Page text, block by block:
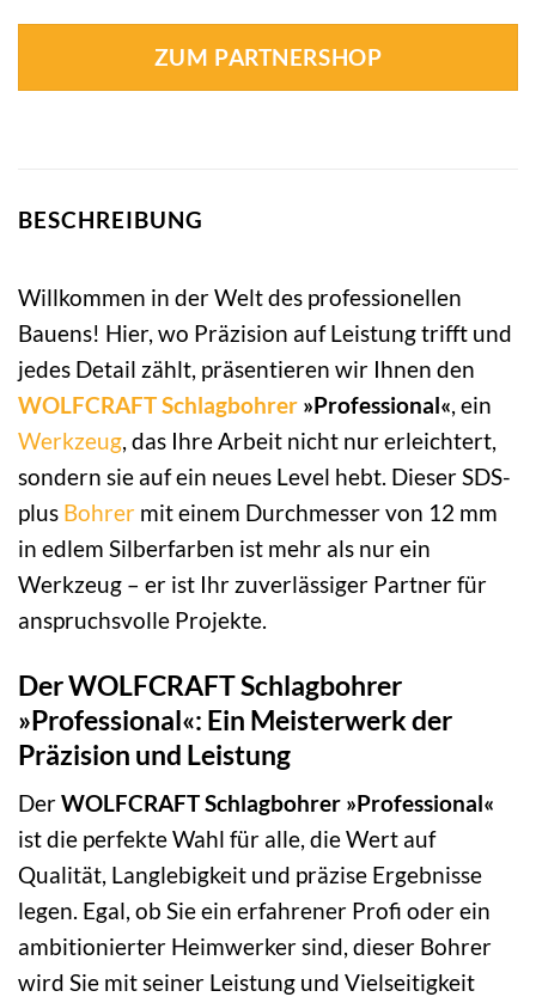
ZUM PARTNERSHOP
BESCHREIBUNG
Willkommen in der Welt des professionellen
Bauens! Hier, wo Präzision auf Leistung trifft und
jedes Detail zählt, präsentieren wir Ihnen den
WOLFCRAFTSchlagbohrer »Professional« , ein
Werkzeug , das Ihre Arbeit nicht nur erleichtert,
sondern sie auf ein neues Level hebt. Dieser SDS-
plus Bohrer mit einem Durchmesser von 12 mm
in edlem Silberfarben ist mehr als nur ein
Werkzeug – er ist Ihr zuverlässiger Partner für
anspruchsvolle Projekte.
Der WOLFCRAFT Schlagbohrer
»Professional«: Ein Meisterwerk der
Präzision und Leistung
DerWOLFCRAFT Schlagbohrer »Professional«
ist die perfekte Wahl für alle, die Wert auf
Qualität, Langlebigkeit und präzise Ergebnisse
legen. Egal, ob Sie ein erfahrener Profi oder ein
ambitionierter Heimwerker sind, dieser Bohrer
wird Sie mit seiner Leistung und Vielseitigkeit